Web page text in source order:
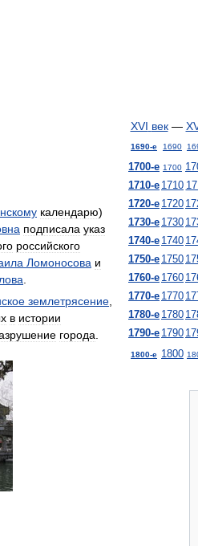
XVI век—
1690-е 1690
1700-е 1700
1710-е 1710
1720-е 1720
1730-е 1730
1740-е 1740
1750-е 1750
1760-е 1760
1770-е 1770
1780-е 1780
1790-е 1790
1800-е 1800
календарю)
подписала указ
российского
Ломоносова и
землетрясение
в истории
города